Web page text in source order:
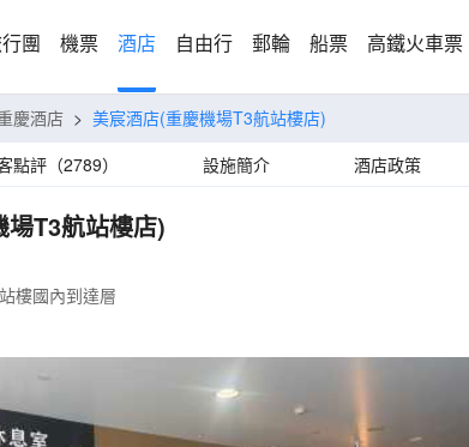
團 機票 酒店 自由行 郵輪 船票 高鐵火車票
慶酒店 > 美宸酒店(重慶機場T3航站樓店)
點評（2789） 設施簡介 酒店政策
T3航站樓店)
樓國內到達層